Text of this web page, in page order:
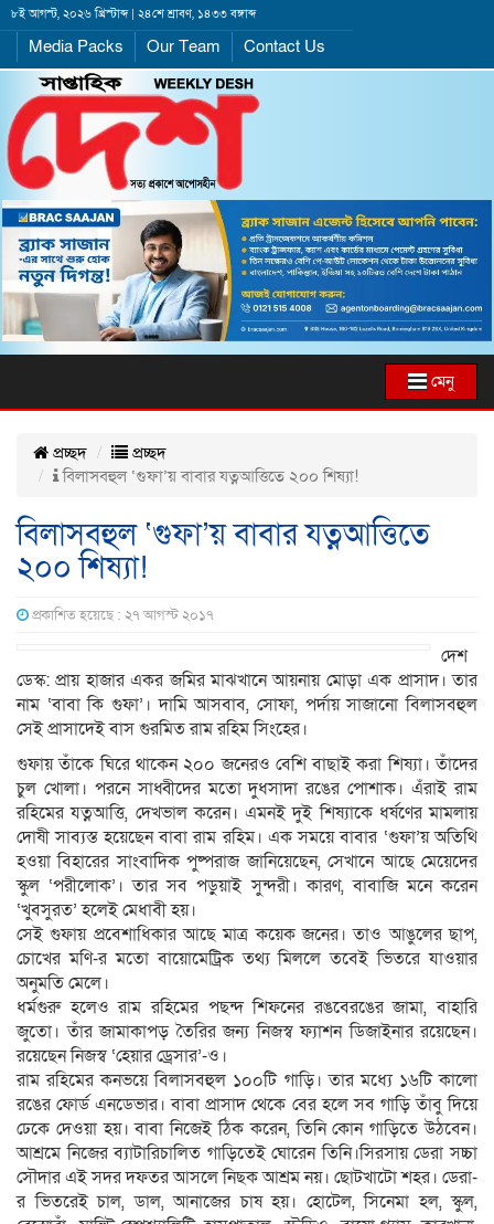
৮ই আগস্ট, ২০২৬ খ্রিস্টাব্দ | ২৪শে শ্রাবণ, ১৪৩৩ বঙ্গাব্দ
Media Packs Our Team Contact Us
মেনু
প্রচ্ছদ
প্রচ্ছদ
বিলাসবহুল ‘গুফা’য় বাবার যত্নআত্তিতে ২০০ শিষ্যা!
বিলাসবহুল ‘গুফা’য় বাবার যত্নআত্তিতে
২০০ শিষ্যা!
প্রকাশিত হয়েছে : ২৭ আগস্ট ২০১৭
দেশ
ডেস্ক: প্রায় হাজার একর জমির মাঝখানে আয়নায় মোড়া এক প্রাসাদ। তার
নাম ‘বাবা কি গুফা’। দামি আসবাব, সোফা, পর্দায় সাজানো বিলাসবহুল
সেই প্রাসাদেই বাস গুরমিত রাম রহিম সিংহের।
গুফায় তাঁকে ঘিরে থাকেন ২০০ জনেরও বেশি বাছাই করা শিষ্যা। তাঁদের
চুল খোলা। পরনে সাধ্বীদের মতো দুধসাদা রঙের পোশাক। এঁরাই রাম
রহিমের যত্নআত্তি, দেখভাল করেন। এমনই দুই শিষ্যাকে ধর্ষণের মামলায়
দোষী সাব্যস্ত হয়েছেন বাবা রাম রহিম। এক সময়ে বাবার ‘গুফা’য় অতিথি
হওয়া বিহারের সাংবাদিক পুষ্পরাজ জানিয়েছেন, সেখানে আছে মেয়েদের
স্কুল ‘পরীলোক’। তার সব পড়ুয়াই সুন্দরী। কারণ, বাবাজি মনে করেন
‘খুবসুরত’ হলেই মেধাবী হয়।
সেই গুফায় প্রবেশাধিকার আছে মাত্র কয়েক জনের। তাও আঙুলের ছাপ,
চোখের মণি-র মতো বায়োমেট্রিক তথ্য মিললে তবেই ভিতরে যাওয়ার
অনুমতি মেলে।
ধর্মগুরু হলেও রাম রহিমের পছন্দ শিফনের রঙবেরঙের জামা, বাহারি
জুতো। তাঁর জামাকাপড় তৈরির জন্য নিজস্ব ফ্যাশন ডিজাইনার রয়েছেন।
রয়েছেন নিজস্ব ‘হেয়ার ড্রেসার’-ও।
রাম রহিমের কনভয়ে বিলাসবহুল ১০০টি গাড়ি। তার মধ্যে ১৬টি কালো
রঙের ফোর্ড এনডেভার। বাবা প্রাসাদ থেকে বের হলে সব গাড়ি তাঁবু দিয়ে
ঢেকে দেওয়া হয়। বাবা নিজেই ঠিক করেন, তিনি কোন গাড়িতে উঠবেন।
আশ্রমে নিজের ব্যাটারিচালিত গাড়িতেই ঘোরেন তিনি।সিরসায় ডেরা সচ্চা
সৌদার এই সদর দফতর আসলে নিছক আশ্রম নয়। ছোটখাটো শহর। ডেরা-
র ভিতরেই চাল, ডাল, আনাজের চাষ হয়। হোটেল, সিনেমা হল, স্কুল,